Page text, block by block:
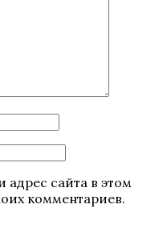
адрес сайта в этом
комментариев.